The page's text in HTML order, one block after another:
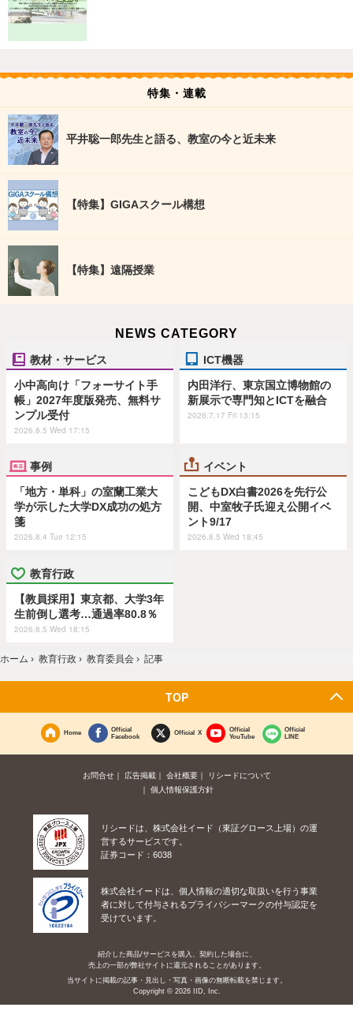
特集・連載
平井聡一郎先生と語る、教室の今と近未来
【特集】GIGAスクール構想
【特集】遠隔授業
NEWS CATEGORY
教材・サービス
小中高向け「フォーサイト手
帳」2027年度版発売、無料サ
ンプル受付
2026.8.5 Wed 17:15
ICT機器
内田洋行、東京国立博物館の
新展示で専門知とICTを融合
2026.7.17 Fri 13:15
事例
「地方・単科」の室蘭工業大
学が示した大学DX成功の処方
箋
2026.8.4 Tue 12:15
イベント
こどもDX白書2026を先行公
開、中室牧子氏迎え公開イベ
ント9/17
2026.8.5 Wed 18:45
教育行政
【教員採用】東京都、大学3年
生前倒し選考…通過率80.8％
2026.8.5 Wed 18:15
ホーム › 教育行政 › 教育委員会 › 記事
TOP
Home
Official
Facebook
Official X
Official
YouTube
Official
LINE
お問合せ 広告掲載 会社概要
リシードについて
個人情報保護方針
リシードは、株式会社イード（東証グロース上場）の運
営するサービスです。
証券コード：6038
株式会社イードは、個人情報の適切な取扱いを行う事業
者に対して付与されるプライバシーマークの付与認定を
受けています。
紹介した商品/サービスを購入、契約した場合に、
売上の一部が弊社サイトに還元されることがあります。
当サイトに掲載の記事・見出し・写真・画像の無断転載を禁じます。
Copyright © 2026 IID, Inc.